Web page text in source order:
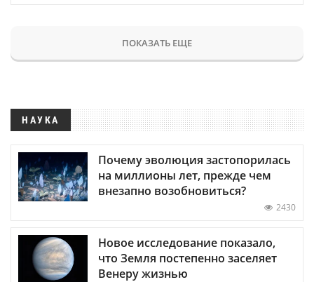
ПОКАЗАТЬ ЕЩЕ
НАУКА
Почему эволюция застопорилась
на миллионы лет, прежде чем
внезапно возобновиться?
2430
Новое исследование показало,
что Земля постепенно заселяет
Венеру жизнью